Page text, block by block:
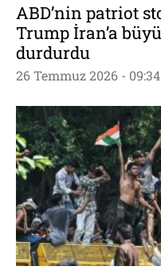
ABD’nin patriot
Trump İran’a
durdurdu
26 Temmuz 2026 - 09:34